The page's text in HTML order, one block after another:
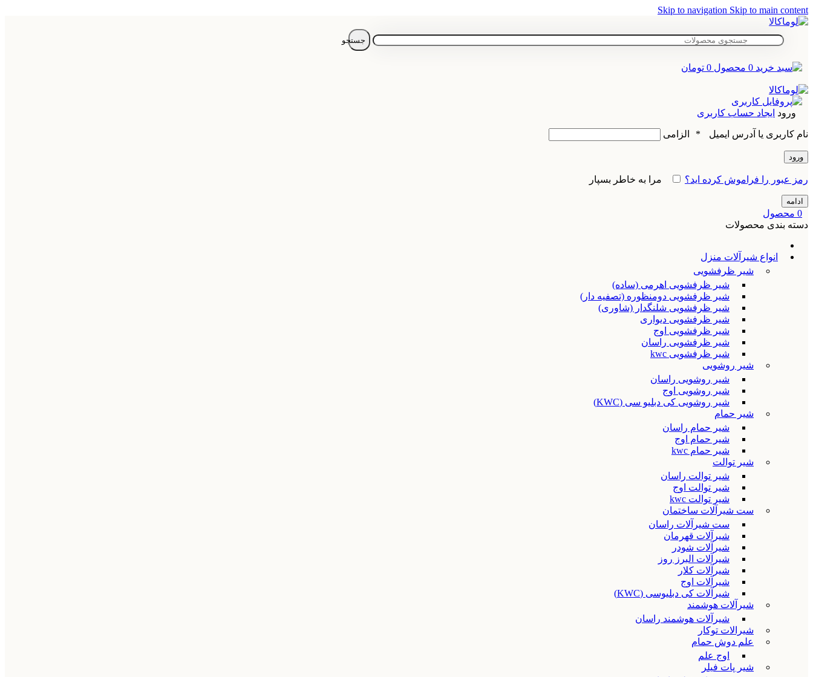
Skip to navigation Skip to main content
جستجو
0 محصول 0 تومان
ورود ایجاد حساب کاربری
نام کاربری یا آدرس ایمیل * الزامی
ورود
رمز عبور را فراموش کرده اید؟ مرا به خاطر بسپار
ادامه
0 محصول
دسته بندی محصولات
انواع شیرآلات منزل
شیر ظرفشویی
شیر ظرفشویی اهرمی (ساده)
شیر ظرفشویی دومنظوره (تصفیه دار)
شیر ظرفشویی شلنگدار (شاوری)
شیر ظرفشویی دیواری
شیر ظرفشویی اوج
شیر ظرفشویی راسان
شیر ظرفشویی kwc
شیر روشویی
شیر روشویی راسان
شیر روشویی اوج
شیر روشویی کی دبلیو سی (KWC)
شیر حمام
شیر حمام راسان
شیر حمام اوج
شیر حمام kwc
شیر توالت
شیر توالت راسان
شیر توالت اوج
شیر توالت kwc
ست شیرآلات ساختمان
ست شیرآلات راسان
شیرآلات قهرمان
شیرآلات شودر
شیرآلات البرز روز
شیرآلات کلار
شیرآلات اوج
شیرآلات کی دبلیوسی (KWC)
شیرآلات هوشمند
شیرآلات هوشمند راسان
شیرالات توکار
علم دوش حمام
اوج علم
شیر پات فیلر